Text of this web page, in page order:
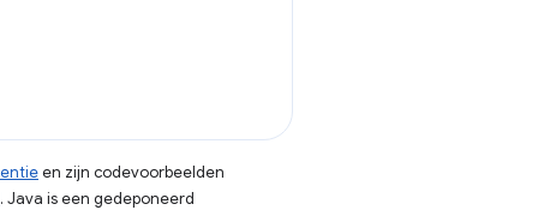
en zijn codevoorbeelden
. Java is een gedeponeerd